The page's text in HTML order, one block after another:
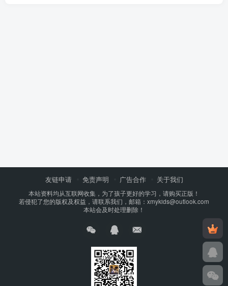
友链申请 免责声明 广告合作 关于我们
本站资料均从互联网收集，为了孩子更好的学习，请购买正版！
若侵犯了您的版权及权益，请联系我们，邮箱：xmykids@outlook.com
本站会及时处理删除！